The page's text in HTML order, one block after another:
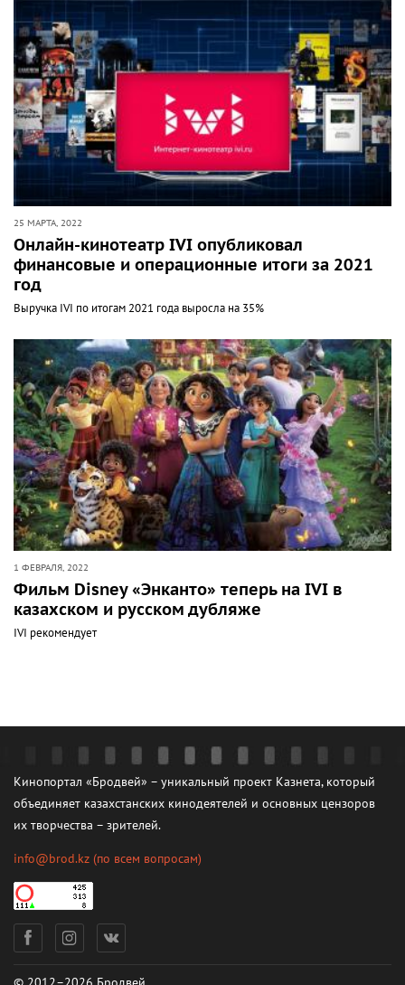
25 МАРТА, 2022
Онлайн-кинотеатр IVI опубликовал
финансовые и операционные итоги за 2021
год
Выручка IVI по итогам 2021 года выросла на 35%
1 ФЕВРАЛЯ, 2022
Фильм Disney «Энканто» теперь на IVI в
казахском и русском дубляже
IVI рекомендует
Кинопортал «Бродвей» – уникальный проект Казнета, который
объединяет казахстанских кинодеятелей и основных цензоров
их творчества – зрителей.
info@brod.kz (по всем вопросам)